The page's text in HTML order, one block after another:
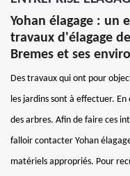
Yohan élagage : un
travaux d'élagage
Bremes et ses
Des travaux qui ont pour
les jardins sont à effectuer.
des arbres. Afin de faire ces
falloir contacter Yohan
matériels appropriés. Pour